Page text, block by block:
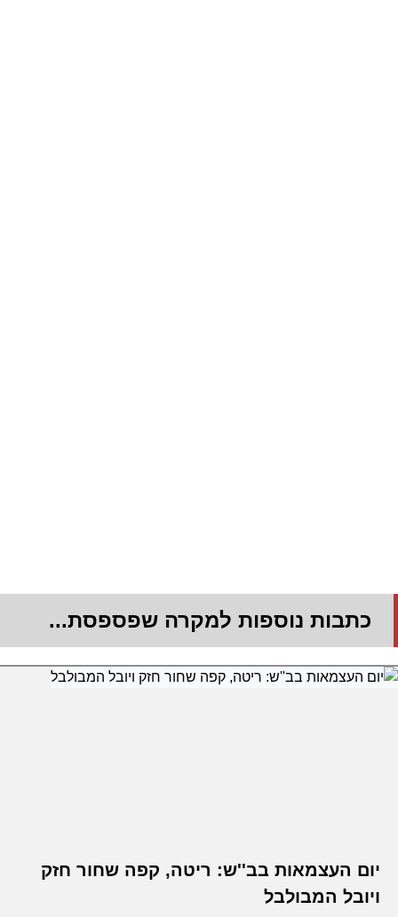
כתבות נוספות למקרה שפספסת...
יום העצמאות בב''ש: ריטה, קפה שחור חזק
ויובל המבולבל